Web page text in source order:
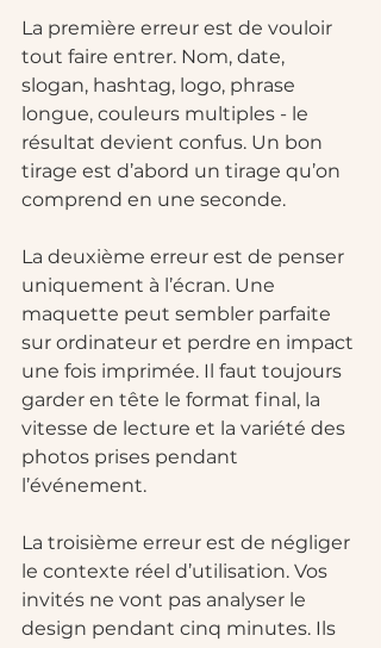
La première erreur est de vouloir
tout faire entrer. Nom, date,
slogan, hashtag, logo, phrase
longue, couleurs multiples - le
résultat devient confus. Un bon
tirage est d’abord un tirage qu’on
comprend en une seconde.
La deuxième erreur est de penser
uniquement à l’écran. Une
maquette peut sembler parfaite
sur ordinateur et perdre en impact
une fois imprimée. Il faut toujours
garder en tête le format final, la
vitesse de lecture et la variété des
photos prises pendant
l’événement.
La troisième erreur est de négliger
le contexte réel d’utilisation. Vos
invités ne vont pas analyser le
design pendant cinq minutes. Ils